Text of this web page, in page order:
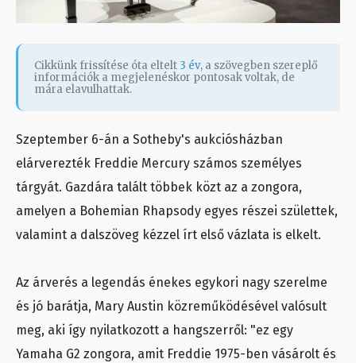
Cikkünk frissítése óta eltelt 3 év, a szövegben szereplő
információk a megjelenéskor pontosak voltak, de
mára elavulhattak.
Szeptember 6-án a Sotheby's aukciósházban
elárverezték Freddie Mercury számos személyes
tárgyát. Gazdára talált többek közt az a zongora,
amelyen a Bohemian Rhapsody egyes részei születtek,
valamint a dalszöveg kézzel írt első vázlata is elkelt.
Az árverés a legendás énekes egykori nagy szerelme
és jó barátja, Mary Austin közreműködésével valósult
meg, aki így nyilatkozott a hangszerről: "ez egy
Yamaha G2 zongora, amit Freddie 1975-ben vásárolt és